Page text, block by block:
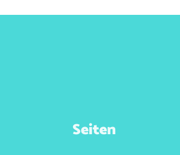
Seiten